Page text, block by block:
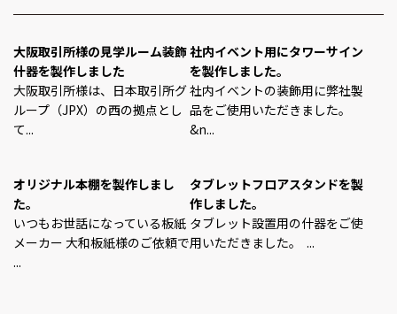
大阪取引所様の見学ルーム装飾
什器を製作しました
大阪取引所様は、日本取引所グ
ループ（JPX）の西の拠点とし
て...
社内イベント用にタワーサイン
を製作しました。
社内イベントの装飾用に弊社製
品をご使用いただきました。
&n...
オリジナル本棚を製作しまし
た。
いつもお世話になっている板紙
メーカー 大和板紙様のご依頼で
...
タブレットフロアスタンドを製
作しました。
タブレット設置用の什器をご使
用いただきました。 ...